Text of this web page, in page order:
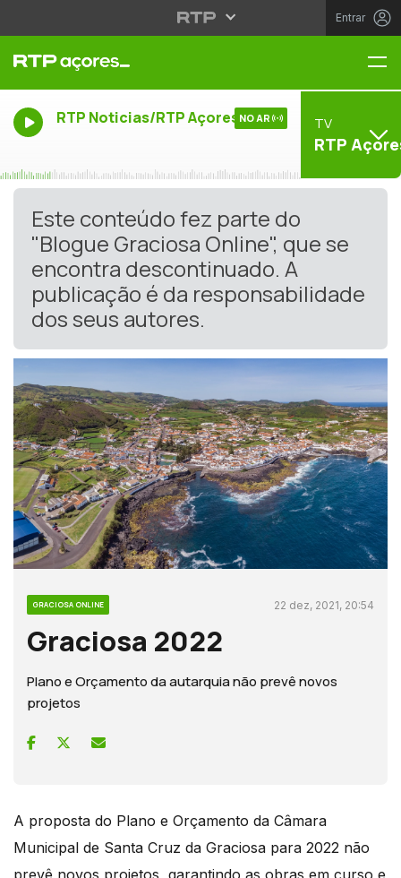
Entrar
RTP Noticias/RTP Açores NO AR TV
RTP
Este conteúdo fez parte do
"Blogue Graciosa Online", que se
encontra descontinuado. A
publicação é da responsabilidade
dos seus autores.
GRACIOSA ONLINE 22 dez, 2021, 20:54
Graciosa 2022
Plano e Orçamento da autarquia não prevê novos
projetos
A proposta do Plano e Orçamento da Câmara
Municipal de Santa Cruz da Graciosa para 2022 não